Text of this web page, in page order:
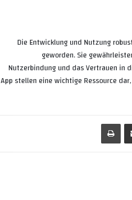
Die Entwicklung und Nutzung
geworden. Sie
Nutzerbindung und das Vertrauen in
App stellen eine wichtige Ressource